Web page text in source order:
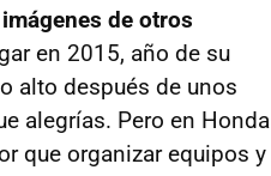
de otros
en 2015, año de su
alto después de unos
alegrías. Pero en Honda
que organizar equipos y